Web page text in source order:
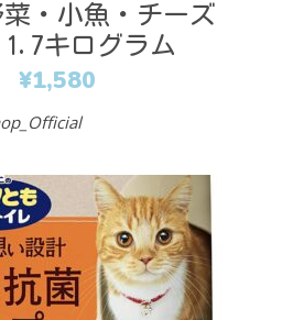
・小魚・チーズ
キログラム
¥1,580